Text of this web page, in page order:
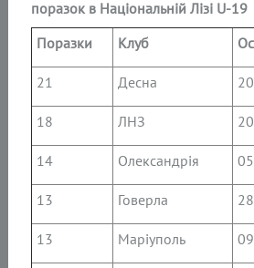
поразок в Національній Лізі U-19
Поразки
Клуб
21 Десна
18 ЛНЗ
14 Олександрія
13 Говерла
13 Маріуполь